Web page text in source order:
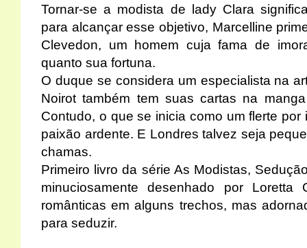
Tornar-se a modista de lady Clara
para alcançar esse objetivo, Marcelline
Clevedon, um homem cuja fama de
quanto sua fortuna.
O duque se considera um especialista na
Noirot também tem suas cartas na
Contudo, o que se inicia como um flerte
paixão ardente. E Londres talvez seja
chamas.
Primeiro livro da série As Modistas,
minuciosamente desenhado por
românticas em alguns trechos, mas
para seduzir.